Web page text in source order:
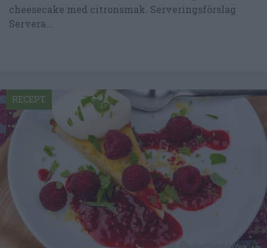
cheesecake med citronsmak. Serveringsförslag
Servera...
RECEPT